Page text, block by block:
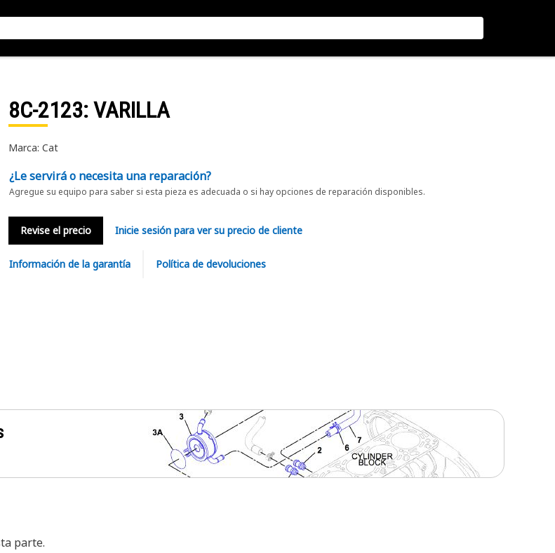
8C-2123: VARILLA
Marca: Cat
¿Le servirá o necesita una reparación?
Agregue su equipo para saber si esta pieza es adecuada o si hay opciones de reparación disponibles.
Revise el precio Inicie sesión para ver su precio de cliente
Información de la garantía Política de devoluciones
parte.